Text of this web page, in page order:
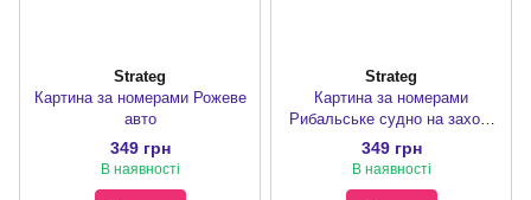
Strateg
Картина за номерами Рожеве
авто
349 грн
В наявності
Strateg
Картина за номерами
Рибальське судно на заході
сонця
349 грн
В наявності